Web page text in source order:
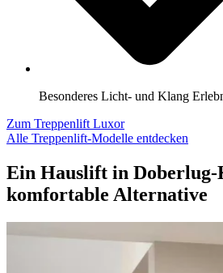
Besonderes Licht- und Klang
Zum Treppenlift Luxor
Alle Treppenlift-Modelle entdecken
Ein Hauslift in
komfortable Alternative